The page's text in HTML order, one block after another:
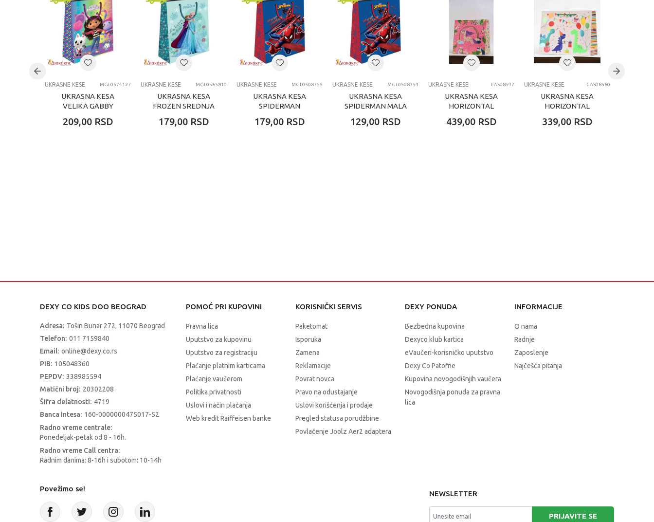
Pol dečaci
Uzrast 18+ GODINA
Kategorija UKRASNE KESE
UKRASNE KESE MGL0574127
UKRASNA KESA
VELIKA GABBY
209,00 RSD
UKRASNE KESE MGL0565810
UKRASNA KESA
FROZEN SREDNJA
179,00 RSD
UKRASNE KESE MGL0508755
UKRASNA KESA
SPIDERMAN
179,00 RSD
UKRASNE KESE MGL0508754
UKRASNA KESA
SPIDERMAN MALA
129,00 RSD
UKRASNE KESE CAS08597
UKRASNA KESA
HORIZONTAL
439,00 RSD
UKRASNE KESE CAS08580
UKRASNA KESA
HORIZONTAL
339,00 RSD
DEXY CO KIDS DOO BEOGRAD
Adresa: Tošin Bunar 272, 11070 Beograd
Telefon: 011 7159840
Email: online@dexy.co.rs
PIB: 105048360
PEPDV: 338985594
Matični broj: 20302208
Šifra delatnosti: 4719
Banca Intesa: 160-0000000475017-52
Radno vreme centrale:
Ponedeljak-petak od 8 - 16h.
Radno vreme Call centra:
Radnim danima: 8-16h i subotom: 10-14h
POMOĆ PRI KUPOVINI
Pravna lica
Uputstvo za kupovinu
Uputstvo za registraciju
Plaćanje platnim karticama
Plaćanje vaučerom
Politika privatnosti
Uslovi i način plaćanja
Web kredit Raiffeisen banke
KORISNIČKI SERVIS
Paketomat
Isporuka
Zamena
Reklamacije
Povrat novca
Pravo na odustajanje
Uslovi korišćenja i prodaje
Pregled statusa porudžbine
Povlačenje Joolz Aer2 adaptera
DEXY PONUDA
Bezbedna kupovina
Dexyco klub kartica
eVaučeri-korisničko uputstvo
Dexy Co Patofne
Kupovina novogodišnjih vaučera
Novogodišnja ponuda za pravna
lica
INFORMACIJE
O nama
Radnje
Zaposlenje
Najčešća pitanja
Povežimo se!
NEWSLETTER
PRIJAVITE SE